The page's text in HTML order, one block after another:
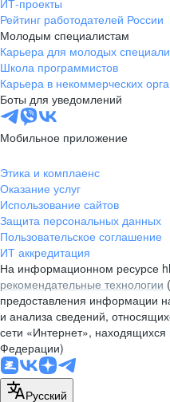
ИТ-проекты
Рейтинг работодателей России
Молодым специалистам
Карьера для молодых
Школа программистов
Карьера в некоммерческих
Боты для уведомлений
Мобильное приложение
Этика и комплаенс
Оказание услуг
Использование сайтов
Защита персональных данных
Пользовательское соглашение
ИТ аккредитация
На информационном ресурсе
рекомендательные технологии
предоставления информации
и анализа сведений,
сети «Интернет», находящихся
Федерации)
Русский